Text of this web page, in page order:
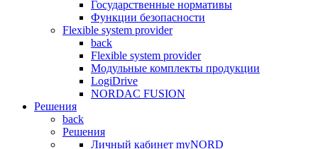
Государственные нормативы
Функции безопасности
Flexible system provider
back
Flexible system provider
Модульные комплекты продукции
LogiDrive
NORDAC FUSION
Решения
back
Решения
Личный кабинет myNORD